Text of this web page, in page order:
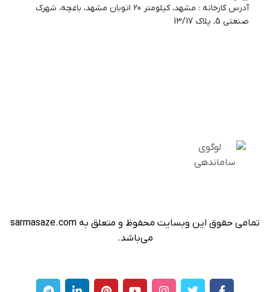
آدرس کارخانه : مشهد، کیلومتر 20 اتوبان مشهد، باغچه، شهرک
صنعتی 5، پلاک 13/17
تمامی حقوق این وبسایت محفوظ و متعلق به sarmasaze.com
می‌باشد.